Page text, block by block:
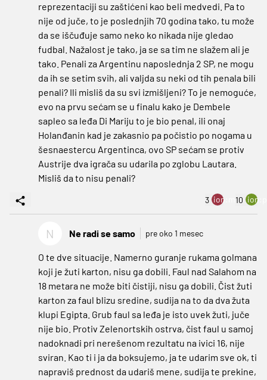
reprezentaciji su zaštićeni kao beli medvedi. Pa to
nije od juče, to je poslednjih 70 godina tako, tu može
da se iščuđuje samo neko ko nikada nije gledao
fudbal. Nažalost je tako, ja se sa tim ne slažem ali je
tako. Penali za Argentinu naposlednja 2 SP, ne mogu
da ih se setim svih, ali valjda su neki od tih penala bili
penali? Ili misliš da su svi izmišljeni? To je nemoguće,
evo na prvu sećam se u finalu kako je Dembele
sapleo sa leđa Di Mariju to je bio penal, ili onaj
Holanđanin kad je zakasnio pa počistio po nogama u
šesnaestercu Argentinca, ovo SP sećam se protiv
Austrije dva igrača su udarila po zglobu Lautara.
Misliš da to nisu penali?
3 ion:minus
10
N Ne radi se samo pre oko 1 mesec
O te dve situacije. Namerno guranje rukama golmana
koji je žuti karton, nisu ga dobili. Faul nad Salahom na
18 metara ne može biti čistiji, nisu ga dobili. Čist žuti
karton za faul blizu sredine, sudija na to da dva žuta
klupi Egipta. Grub faul sa leđa je isto uvek žuti, juče
nije bio. Protiv Zelenortskih ostrva, čist faul u samoj
nadoknadi pri nerešenom rezultatu na ivici 16, nije
sviran. Kao ti i ja da boksujemo, ja te udarim sve ok, ti
napraviš prednost da udariš mene, sudija te prekine,